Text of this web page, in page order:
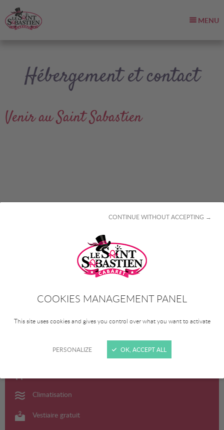
COOKIES MANAGEMENT PANEL
This site uses cookies and gives you control over what you want to activate
PERSONALIZE
CONTINUE WITHOUT ACCEPTING →
OK, ACCEPT ALL
MENU
Hébergement et contact
Venir au Saint Sabastien
Accès handicapé
Climatisation
Vestiaire gratuit